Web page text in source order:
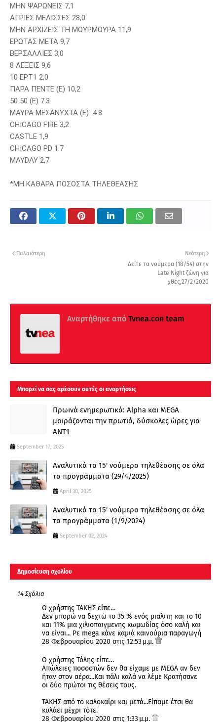
ΜΗΝ ΨΑΡΩΝΕΙΣ 7,1
ΑΓΡΙΕΣ ΜΕΛΙΣΣΕΣ 28,0
ΜΗΝ ΑΡΧΙΖΕΙΣ ΤΗ ΜΟΥΡΜΟΥΡΑ 11,9
ΕΡΩΤΑΣ ΜΕΤΑ 9,7
ΒΕΡΣΑΛΛΙΕΣ 3,0
8 ΛΕΞΕΙΣ 9,6
10 ΕΡΤ1 2,0
ΠΑΡΑ ΠΕΝΤΕ (Ε) 10,2
50 50 (Ε) 7.3
ΜΑΥΡΑ ΜΕΣΑΝΥΧΤΑ (Ε) 4.8
CHICAGO FIRE 3,2
CASTLE 1,9
CHICAGO PD 1.7
MAYDAY 2,7
*ΜΗ ΚΑΘΑΡΑ ΠΟΣΟΣΤΑ ΤΗΛΕΘΕΑΣΗΣ
Νεότερη
Δείτε τα νούμερα (18/54) στην
Late Night ζώνη για
χθες,27/2/2020
Παλαιότερη
Αναρτήθηκε από Tvnea.con team
Μπορεί να σας αρέσουν αυτές οι αναρτήσεις
Πρωινά ενημερωτικά: Alpha και MEGA
μοιράζονται την πρωτιά, δύσκολες ώρες για
ΑΝΤ1
September 17, 2025
Αναλυτικά τα 15' νούμερα τηλεθέασης σε όλα
τα προγράμματα (29/4/2025)
April 30, 2025
Αναλυτικά τα 15' νούμερα τηλεθέασης σε όλα
τα προγράμματα (1/9/2024)
September 02, 2024
Δημοσίευση σχολίου
14 Σχόλια
Ο χρήστης ΤΑΚΗΣ είπε…
Δεν μπορώ να δεχτώ το 35 % ενός ριαλιτη και το 10
και 11% μια χιλιοπαιγμενης κωμωδίας όσο καλή και
να είναι... Ρε mega κάνε καμιά καινούρια παραγωγή
28 Φεβρουαρίου 2020 στις 12:53 μ.μ.
Ο χρήστης Τόλης είπε…
Απώλειες ποσοστών δεν θα είχαμε με MEGA αν δεν
ήταν στον αέρα...Και πάλι καλά να λέμε Κρατήσανε
οι δύο πρώτοι τις θέσεις τους.
ΤΑΚΗΣ από το καλοκαίρι και μετά...Είπαμε έτσι θα
κυλάει μέχρι τότε.
28 Φεβρουαρίου 2020 στις 1:33 μ.μ.